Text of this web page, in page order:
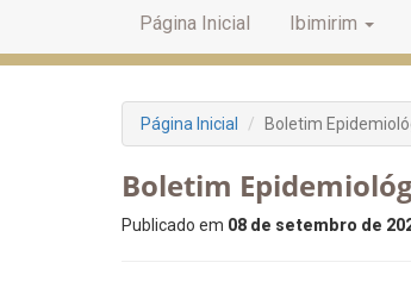
Página Inicial Ibimirim
Página Inicial Boletim
Boletim
Publicado em 08 de setembro de